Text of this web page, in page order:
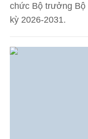
chức Bộ trưởng Bộ
kỳ 2026-2031.